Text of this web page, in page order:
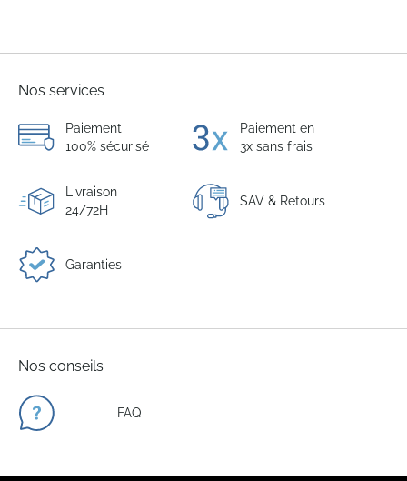
Nos services
Paiement
100% sécurisé
Paiement en
3x sans frais
Livraison
24/72H
SAV & Retours
Garanties
Nos conseils
FAQ